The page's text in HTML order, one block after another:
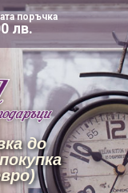
поръчка
лв.
до